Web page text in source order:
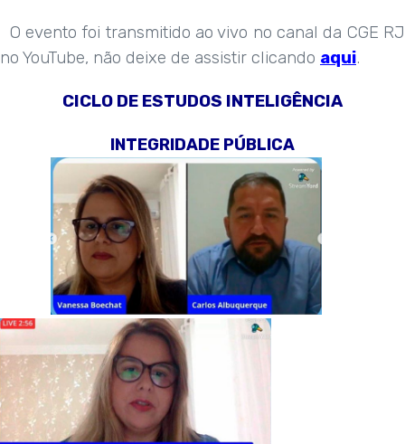
O evento foi transmitido ao vivo no canal da CGE RJ
no YouTube, não deixe de assistir clicando aqui.
CICLO DE ESTUDOS INTELIGÊNCIA
INTEGRIDADE PÚBLICA